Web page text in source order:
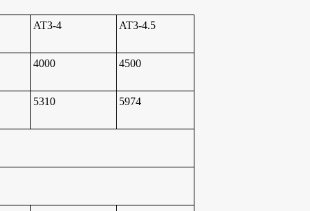
AT3-4 AT3-4.5
4000 4500
5310 5974